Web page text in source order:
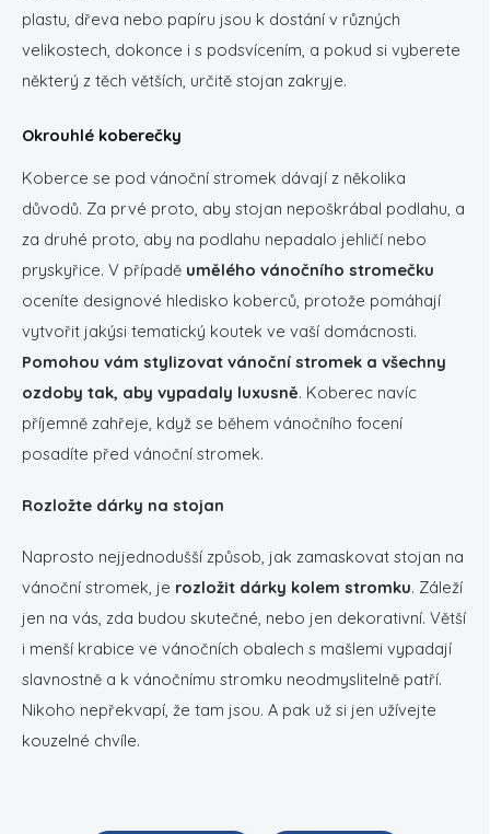
plastu, dřeva nebo papíru jsou k dostání v různých
velikostech, dokonce i s podsvícením, a pokud si vyberete
některý z těch větších, určitě stojan zakryje.
Okrouhlé koberečky
Koberce se pod vánoční stromek dávají z několika
důvodů. Za prvé proto, aby stojan nepoškrábal podlahu, a
za druhé proto, aby na podlahu nepadalo jehličí nebo
pryskyřice. V případě umělého vánočního stromečku
oceníte designové hledisko koberců, protože pomáhají
vytvořit jakýsi tematický koutek ve vaší domácnosti.
Pomohou vám stylizovat vánoční stromek a všechny
ozdoby tak, aby vypadaly luxusně. Koberec navíc
příjemně zahřeje, když se během vánočního focení
posadíte před vánoční stromek.
Rozložte dárky na stojan
Naprosto nejjednodušší způsob, jak zamaskovat stojan na
vánoční stromek, je rozložit dárky kolem stromku. Záleží
jen na vás, zda budou skutečné, nebo jen dekorativní. Větší
i menší krabice ve vánočních obalech s mašlemi vypadají
slavnostně a k vánočnímu stromku neodmyslitelně patří.
Nikoho nepřekvapí, že tam jsou. A pak už si jen užívejte
kouzelné chvíle.